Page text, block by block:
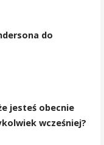
do
jesteś obecnie
wcześniej?